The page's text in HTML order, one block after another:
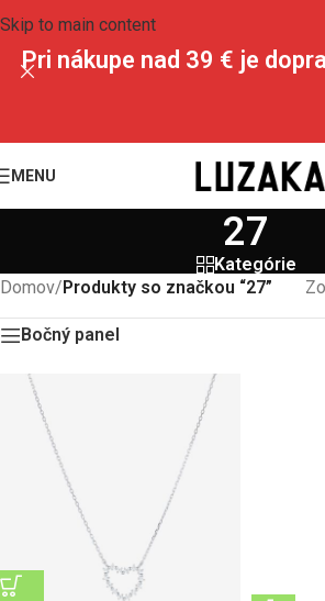
Skip to main content
Pri nákupe nad 39 € je
MENU
27
Kategórie
Domov/Produkty so značkou “27”
Bočný panel